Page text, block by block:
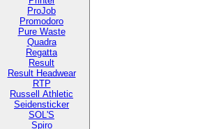
ProJob
Promodoro
Pure Waste
Quadra
Regatta
Result
Result Headwear
RTP
Russell Athletic
Seidensticker
SOL'S
Spiro